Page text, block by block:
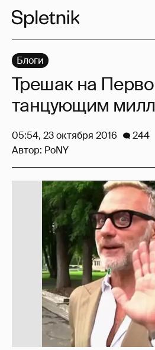
Блоги
Трешак на
танцующим
05:54, 23 октября 2016
244
Автор: PoNY